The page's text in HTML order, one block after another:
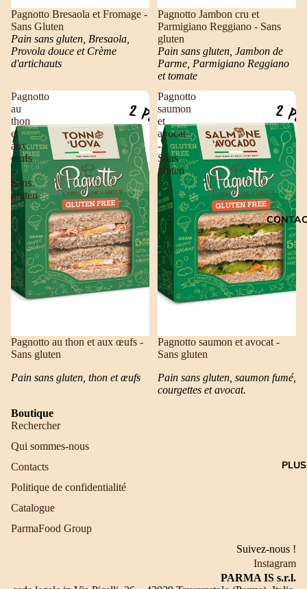
PLUS
Pagnotto Bresaola et Fromage -
Sans Gluten
Pain sans gluten, Bresaola,
Provola douce et Crème
d'artichauts
Pagnotto Jambon cru et
Parmigiano Reggiano - Sans
gluten
Pain sans gluten, Jambon de
Parme, Parmigiano Reggiano
et tomate
Pagnotto
au
thon
et
aux
œufs
-
Sans
gluten
Pagnotto au thon et aux œufs -
Sans gluten
Pain sans gluten, thon et œufs
Pagnotto
saumon
et
avocat
-
Sans
gluten
Pagnotto saumon et avocat -
Sans gluten
Pain sans gluten, saumon fumé,
courgettes et avocat.
Boutique
Rechercher
Qui sommes-nous
Contacts
Politique de confidentialité
Catalogue
ParmaFood Group
Suivez-nous !
Instagram
PARMA IS s.r.l.